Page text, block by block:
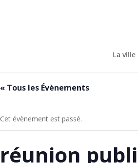
La ville
« Tous les Évènements
Cet évènement est passé.
réunion